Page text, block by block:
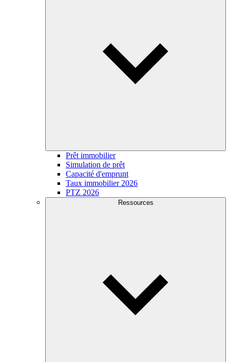
Prêt immobilier
Simulation de prêt
Capacité d'emprunt
Taux immobilier 2026
PTZ 2026
Ressources